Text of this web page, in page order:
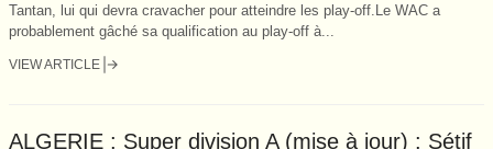
Tantan, lui qui devra cravacher pour atteindre les play-off.Le WAC a
probablement gâché sa qualification au play-off à...
VIEW ARTICLE
ALGERIE : Super division A (mise à jour) : Sétif